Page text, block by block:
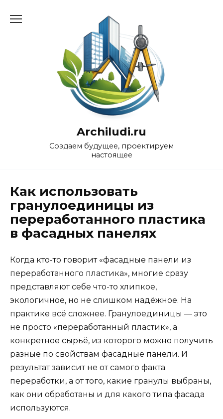
Archiludi.ru
Создаем будущее, проектируем
настоящее
Как использовать
гранулоединицы из
переработанного пластика
в фасадных панелях
Когда кто-то говорит «фасадные панели из
переработанного пластика», многие сразу
представляют себе что-то хлипкое,
экологичное, но не слишком надёжное. На
практике всё сложнее. Гранулоединицы — это
не просто «переработанный пластик», а
конкретное сырьё, из которого можно получить
разные по свойствам фасадные панели. И
результат зависит не от самого факта
переработки, а от того, какие гранулы выбраны,
как они обработаны и для какого типа фасада
используются.